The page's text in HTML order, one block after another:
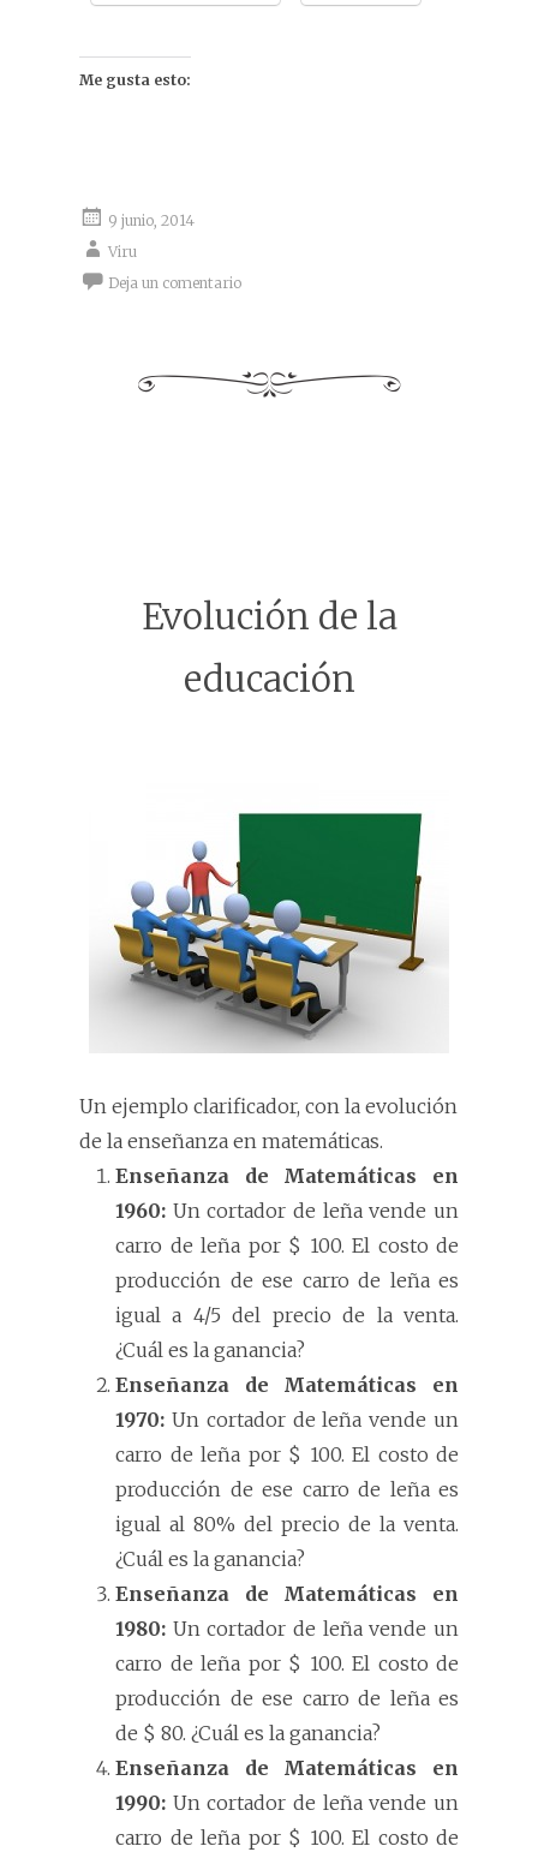
Me gusta esto:
9 junio, 2014
Viru
Deja un comentario
Evolución de la
educación
Un ejemplo clarificador, con la evolución
de la enseñanza en matemáticas.
Enseñanza de Matemáticas en
1960: Un cortador de leña vende un
carro de leña por $ 100. El costo de
producción de ese carro de leña es
igual a 4/5 del precio de la venta.
¿Cuál es la ganancia?
Enseñanza de Matemáticas en
1970: Un cortador de leña vende un
carro de leña por $ 100. El costo de
producción de ese carro de leña es
igual al 80% del precio de la venta.
¿Cuál es la ganancia?
Enseñanza de Matemáticas en
1980: Un cortador de leña vende un
carro de leña por $ 100. El costo de
producción de ese carro de leña es
de $ 80. ¿Cuál es la ganancia?
Enseñanza de Matemáticas en
1990: Un cortador de leña vende un
carro de leña por $ 100. El costo de